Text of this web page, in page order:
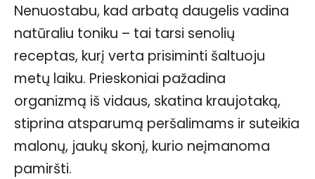
Nenuostabu, kad arbatą daugelis vadina
natūraliu toniku – tai tarsi senolių
receptas, kurį verta prisiminti šaltuoju
metų laiku. Prieskoniai pažadina
organizmą iš vidaus, skatina kraujotaką,
stiprina atsparumą peršalimams ir suteikia
malonų, jaukų skonį, kurio neįmanoma
pamiršti.